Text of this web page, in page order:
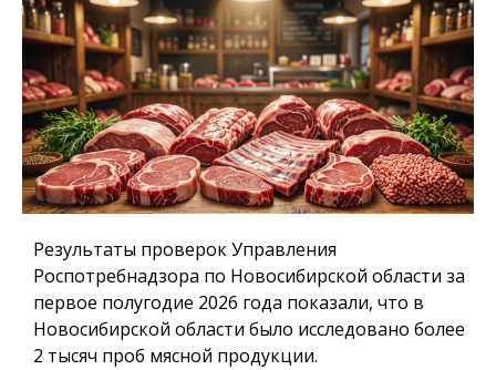
Результаты проверок Управления
Роспотребнадзора по Новосибирской области за
первое полугодие 2026 года показали, что в
Новосибирской области было исследовано более
2 тысяч проб мясной продукции.